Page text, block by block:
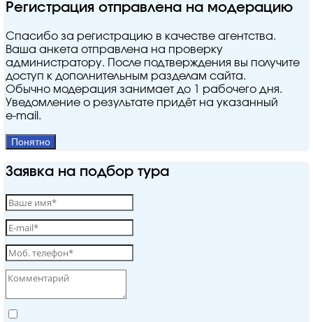
Регистрация отправлена на модерацию
Спасибо за регистрацию в качестве агентства.
Ваша анкета отправлена на проверку
администратору. После подтверждения вы получите
доступ к дополнительным разделам сайта.
Обычно модерация занимает до 1 рабочего дня.
Уведомление о результате придёт на указанный
e‑mail.
Понятно
Заявка на подбор тура